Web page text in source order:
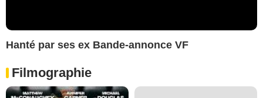
Hanté par ses ex Bande-annonce VF
Filmographie